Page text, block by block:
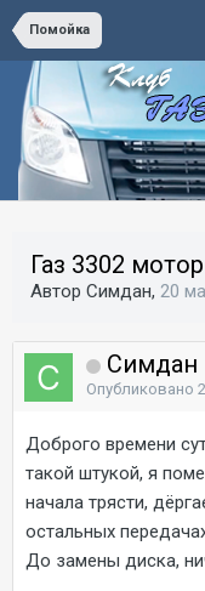
Помойка
Газ 3302
Автор Симдан, 20
Симдан
Опубликовано
Доброго времени
такой штукой, я
начала трясти,
остальных
До замены диска,